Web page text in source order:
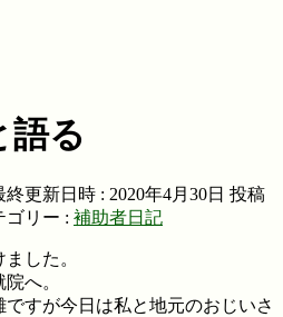
語る
終更新日時 : 2020年4月30日 投稿
ゴリー : 補助者日記
した。
へ。
すが今日は私と地元のおじいさ